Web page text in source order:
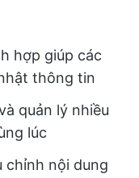
hợp giúp các
thông tin
quản lý nhiều
lúc
chỉnh nội dung